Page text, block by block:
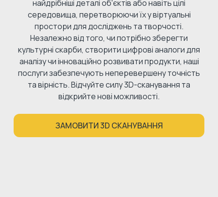
найдрібніші деталі об'єктів або навіть цілі
середовища, перетворюючи їх у віртуальні
простори для досліджень та творчості.
Незалежно від того, чи потрібно зберегти
культурні скарби, створити цифрові аналоги для
аналізу чи інноваційно розвивати продукти, наші
послуги забезпечують неперевершену точність
та вірність. Відчуйте силу 3D-сканування та
відкрийте нові можливості.
ЗАМОВИТИ 3D СКАНУВАННЯ